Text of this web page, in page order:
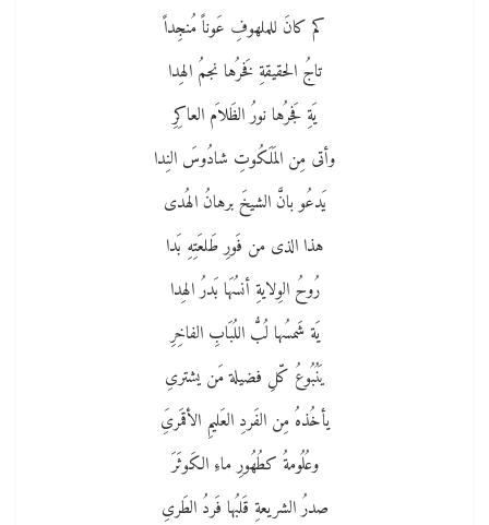
كم كانَ للملهوفِ عَوناً مُنجِداً
تاجُ الحقيقةِ فَخرُها نجمُ الهِدا
يَةِ فَجرُها نورُ الظَلاَم العاكِرِ
وأتى مِن المَلَكُوتِ شادُوسَ النِدا
يَدعُو بانَّ الشيخَ برهانُ الهُدى
هذا الذى من فَورِ طَلعَتِهِ بَدا
رُوحُ الوِلايةِ أنسُهَا بَدرُ الهِدا
يَة شَمسُها لُبُّ اللُبَابِ الفاخِرِ
يَنُبُوعُ كّلِ فضيلة مَن يشترىِ
يأخُذهُ مِن الفَردِ العَليمِ الأقمَرىَِ
وعُلُومةُ كطُهُورِ ماءِ الكَوثَرَ
صدرُ الشريعةِ قَلبُها فَردُ الطَرىِ